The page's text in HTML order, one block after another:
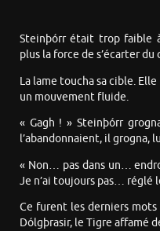
Steinþórr était trop faible
plus la force de s’écarter du
La lame toucha sa cible.
un mouvement fluide.
« Gagh ! » Steinþórr
l’abandonnaient, il grogna,
« Non… pas dans un…
Je n’ai toujours pas… réglé
Ce furent les derniers mots
Dólgþrasir, le Tigre affamé